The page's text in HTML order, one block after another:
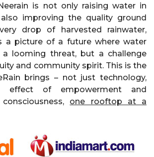
is not only raising water in
improving the quality ground
drop of harvested rainwater,
a picture of a future where water
looming threat, but a challenge
and community spirit. This is the
brings – not just technology,
of empowerment and
one rooftop at a